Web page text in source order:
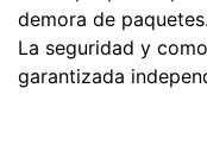
demora de
La seguridad y
garantizada